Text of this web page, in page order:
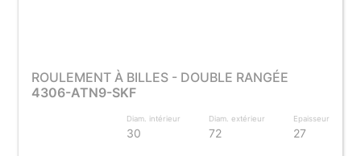
ROULEMENT À BILLES - DOUBLE RANGÉE
4306-ATN9-SKF
Diam. intérieur
30
Diam. extérieur
72
Epaisseur
27